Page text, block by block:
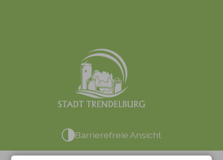
Barrierefreie Ansicht